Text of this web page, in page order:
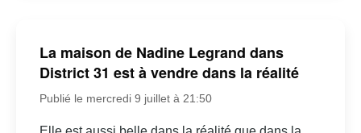
La maison de Nadine Legrand dans
District 31 est à vendre dans la réalité
Publié le mercredi 9 juillet à 21:50